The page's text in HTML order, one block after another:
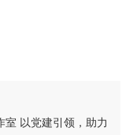
室 以党建引领，助力